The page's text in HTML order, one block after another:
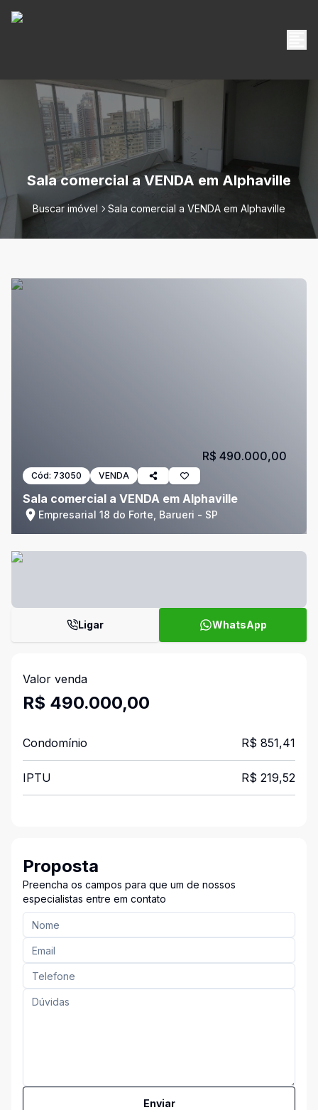
Sala comercial a VENDA em Alphaville
Buscar imóvel Sala comercial a VENDA em Alphaville
Cód: 73050 VENDA
Sala comercial a VENDA em Alphaville
Empresarial 18 do Forte, Barueri - SP
R$ 490.000,00
Ligar WhatsApp
Valor venda
R$ 490.000,00
Condomínio R$ 851,41
IPTU R$ 219,52
Proposta
Preencha os campos para que um de nossos
especialistas entre em contato
Enviar